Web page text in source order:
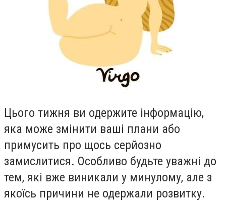
Цього тижня ви одержите iнформацiю,
яка може змiнити вашi плани або
примусить про щось серйозно
замислитися. Особливо будьте уважнi до
тем, якi вже виникали у минулому, але з
якоїсь причини не одержали розвитку.